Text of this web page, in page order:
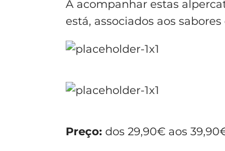
A acompanhar estas
está, associados aos
Preço: dos 29,90€ aos